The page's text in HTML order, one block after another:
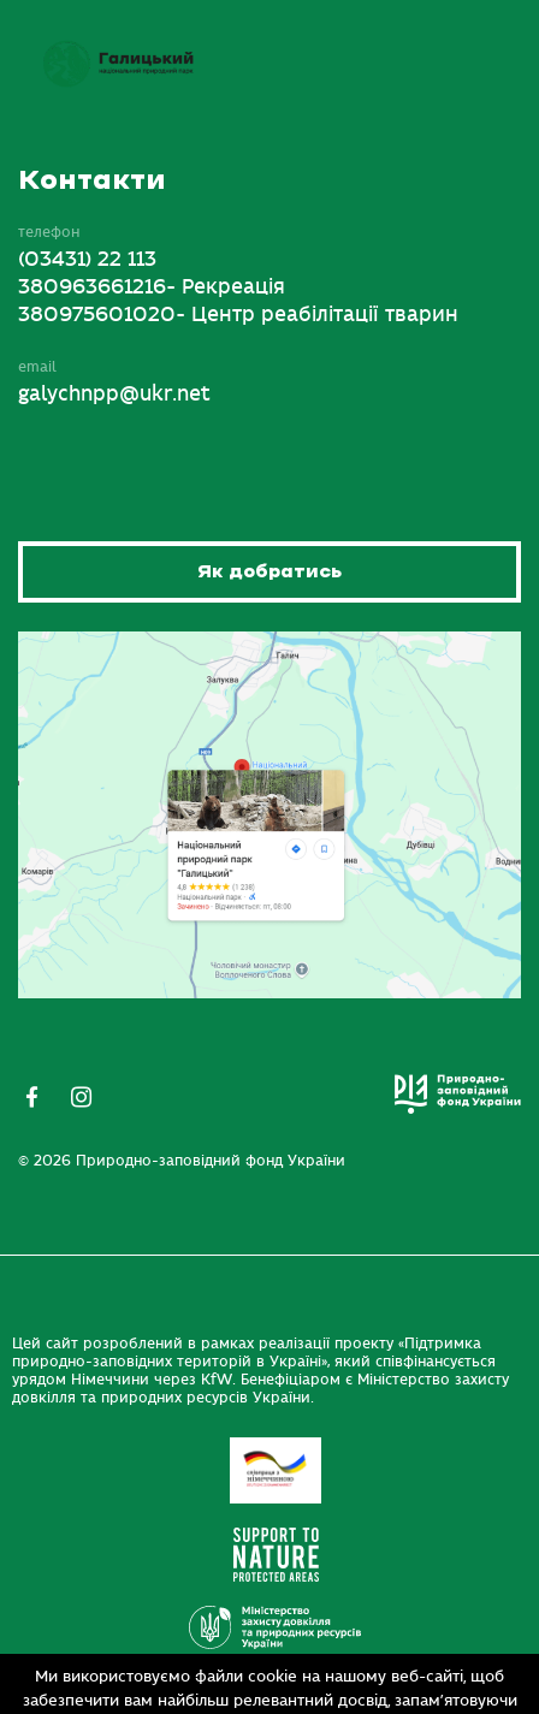
Ми використовуємо файли cookie на нашому веб-сайті, щоб
забезпечити вам найбільш релевантний досвід, запам’ятовуючи
Контакти
телефон
(03431) 22 113
380963661216- Рекреація
380975601020- Центр реабілітації тварин
email
galychnpp@ukr.net
Як добратись
© 2026 Природно-заповідний фонд України
Цей сайт розроблений в рамках реалізації проекту «Підтримка
природно-заповідних територій в Україні», який співфінансується
урядом Німеччини через KfW. Бенефіціаром є Міністерство захисту
довкілля та природних ресурсів України.
Дизайн